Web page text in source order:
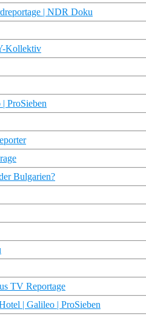
| NDR Doku
Kollektiv
ProSieben
Bulgarien?
TV Reportage
| Galileo | ProSieben